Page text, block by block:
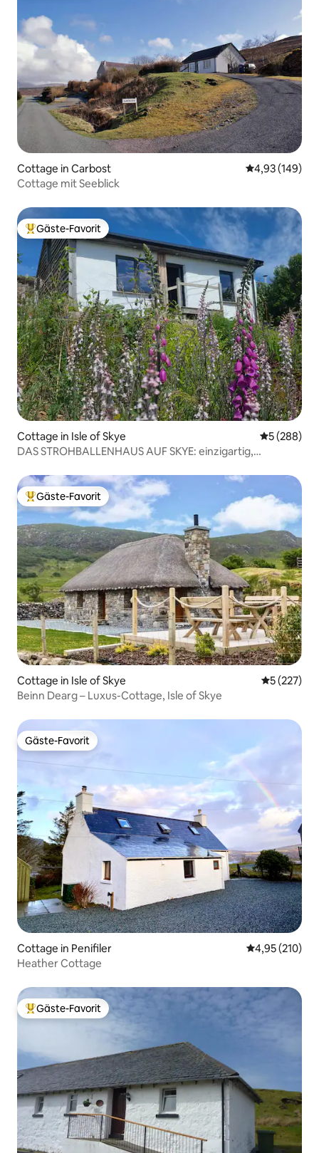
Cottage in Carbost
4,93 (149)
Cottage mit Seeblick
Beliebter Gäste-Favorit.
Gäste-Favorit
Cottage in Isle of Skye
5 (288)
DAS STROHBALLENHAUS AUF SKYE: einzigartig,
Beliebter Gäste-Favorit.
Gäste-Favorit
Cottage in Isle of Skye
5 (227)
Beinn Dearg – Luxus-Cottage, Isle of Skye
Gäste-Favorit
Gäste-Favorit
Cottage in Penifiler
4,95 (210)
Heather Cottage
Beliebter Gäste-Favorit.
Gäste-Favorit